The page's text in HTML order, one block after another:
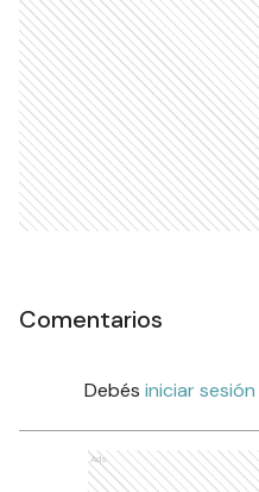
Comentarios
Debés iniciar sesión
Ads